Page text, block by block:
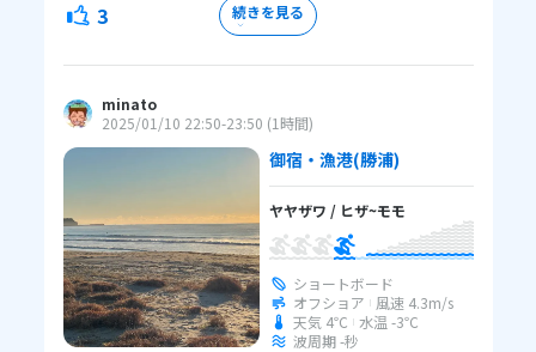
3
続きを見る
minato
2025/01/10 22:50-23:50 (1時間)
御宿・漁港(勝浦)
ヤヤザワ / ヒザ~モモ
ショートボード
オフショア
風速 4.3m/s
天気 4℃ 水温 -3℃
波周期 -秒